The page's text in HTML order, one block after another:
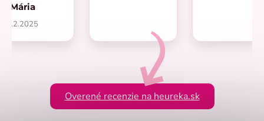
Mária
1.2.2025
Overené recenzie na heureka.sk